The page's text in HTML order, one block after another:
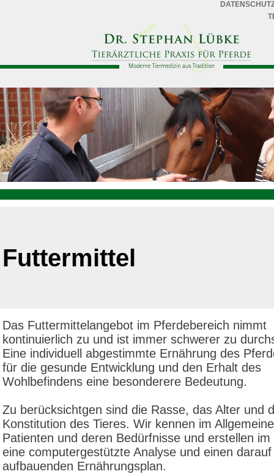
Futtermittel
Das Futtermittelangebot im Pferdebereich nimmt
kontinuierlich zu und ist immer schwerer zu
Eine individuell abgestimmte Ernährung des
für die gesunde Entwicklung und den Erhalt des
Wohlbefindens eine besonderere Bedeutung.
Zu berücksichtgen sind die Rasse, das Alter und
Konstitution des Tieres. Wir kennen im
Patienten und deren Bedürfnisse und erstellen
eine computergestützte Analyse und einen darauf
aufbauenden Ernährungsplan.